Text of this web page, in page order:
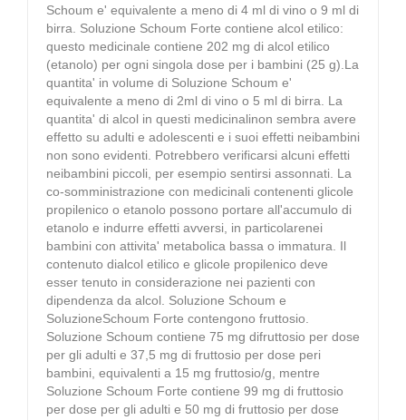
Schoum e' equivalente a meno di 4 ml di vino o 9 ml di
birra. Soluzione Schoum Forte contiene alcol etilico:
questo medicinale contiene 202 mg di alcol etilico
(etanolo) per ogni singola dose per i bambini (25 g).La
quantita' in volume di Soluzione Schoum e'
equivalente a meno di 2ml di vino o 5 ml di birra. La
quantita' di alcol in questi medicinalinon sembra avere
effetto su adulti e adolescenti e i suoi effetti neibambini
non sono evidenti. Potrebbero verificarsi alcuni effetti
neibambini piccoli, per esempio sentirsi assonnati. La
co-somministrazione con medicinali contenenti glicole
propilenico o etanolo possono portare all'accumulo di
etanolo e indurre effetti avversi, in particolarenei
bambini con attivita' metabolica bassa o immatura. Il
contenuto dialcol etilico e glicole propilenico deve
esser tenuto in considerazione nei pazienti con
dipendenza da alcol. Soluzione Schoum e
SoluzioneSchoum Forte contengono fruttosio.
Soluzione Schoum contiene 75 mg difruttosio per dose
per gli adulti e 37,5 mg di fruttosio per dose peri
bambini, equivalenti a 15 mg fruttosio/g, mentre
Soluzione Schoum Forte contiene 99 mg di fruttosio
per dose per gli adulti e 50 mg di fruttosio per dose